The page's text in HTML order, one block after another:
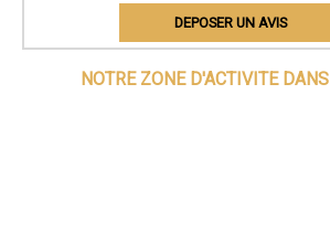
DEPOSER UN AVIS
NOTRE ZONE D'ACTIVITE DANS